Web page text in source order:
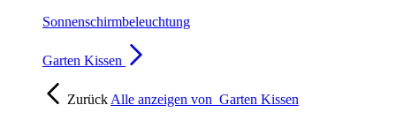
Sonnenschirmbeleuchtung
Garten Kissen
Zurück Alle anzeigen von Garten Kissen